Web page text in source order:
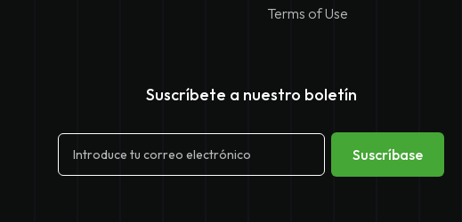
Terms of Use
Suscríbete a nuestro boletín